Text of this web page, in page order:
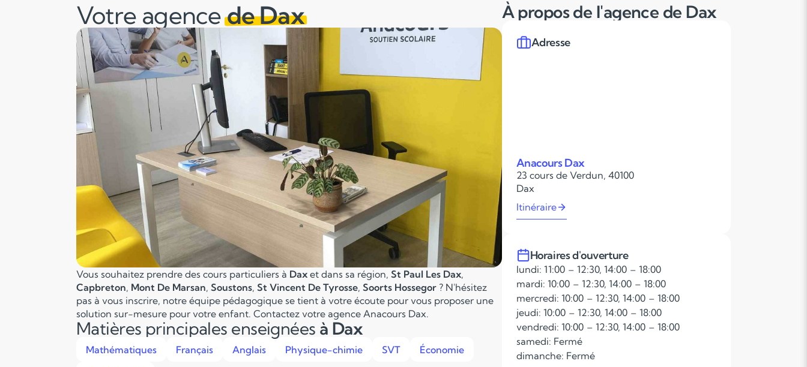
Votre agencede Dax
Vous souhaitez prendre des cours particuliers à Dax et dans sa région, St Paul Les Dax,
Capbreton, Mont De Marsan, Soustons, St Vincent De Tyrosse, Soorts Hossegor ? N'hésitez
pas à vous inscrire, notre équipe pédagogique se tient à votre écoute pour vous proposer une
solution sur-mesure pour votre enfant. Contactez votre agence Anacours Dax.
Matières principales enseignées à Dax
Mathématiques Français Anglais Physique-chimie SVT Économie
À propos de l'agence de Dax
Adresse
Anacours Dax
23 cours de Verdun, 40100
Dax
Itinéraire
Horaires d'ouverture
lundi: 11:00 – 12:30, 14:00 – 18:00
mardi: 10:00 – 12:30, 14:00 – 18:00
mercredi: 10:00 – 12:30, 14:00 – 18:00
jeudi: 10:00 – 12:30, 14:00 – 18:00
vendredi: 10:00 – 12:30, 14:00 – 18:00
samedi: Fermé
dimanche: Fermé